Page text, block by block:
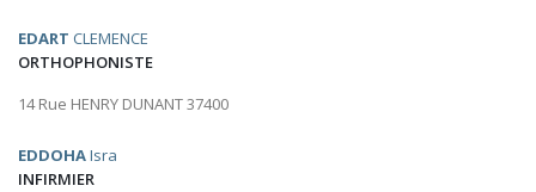
EDART CLEMENCE
ORTHOPHONISTE
14 Rue HENRY DUNANT 37400
EDDOHAIsra
INFIRMIER